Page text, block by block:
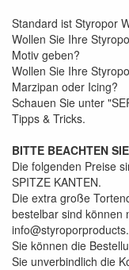
Standard ist Styropor
Wollen Sie Ihre
Motiv geben?
Wollen Sie Ihre
Marzipan oder Icing?
Schauen Sie unter
Tipps & Tricks.
BITTE BEACHTEN
Die folgenden Preise
SPITZE KANTEN.
Die extra große
bestelbar sind können
Sie können die
Sie unverbindlich die